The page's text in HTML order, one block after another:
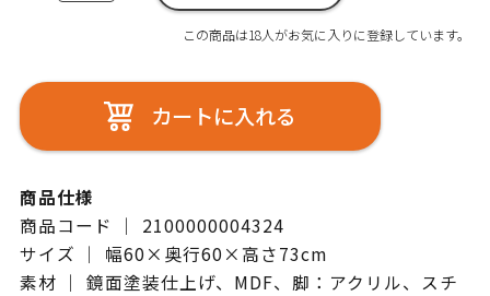
この商品は18人がお気に入りに登録しています。
カートに入れる
商品仕様
商品コード ｜ 2100000004324
サイズ ｜ 幅60×奥行60×高さ73cm
素材 ｜ 鏡面塗装仕上げ、MDF、脚：アクリル、スチ